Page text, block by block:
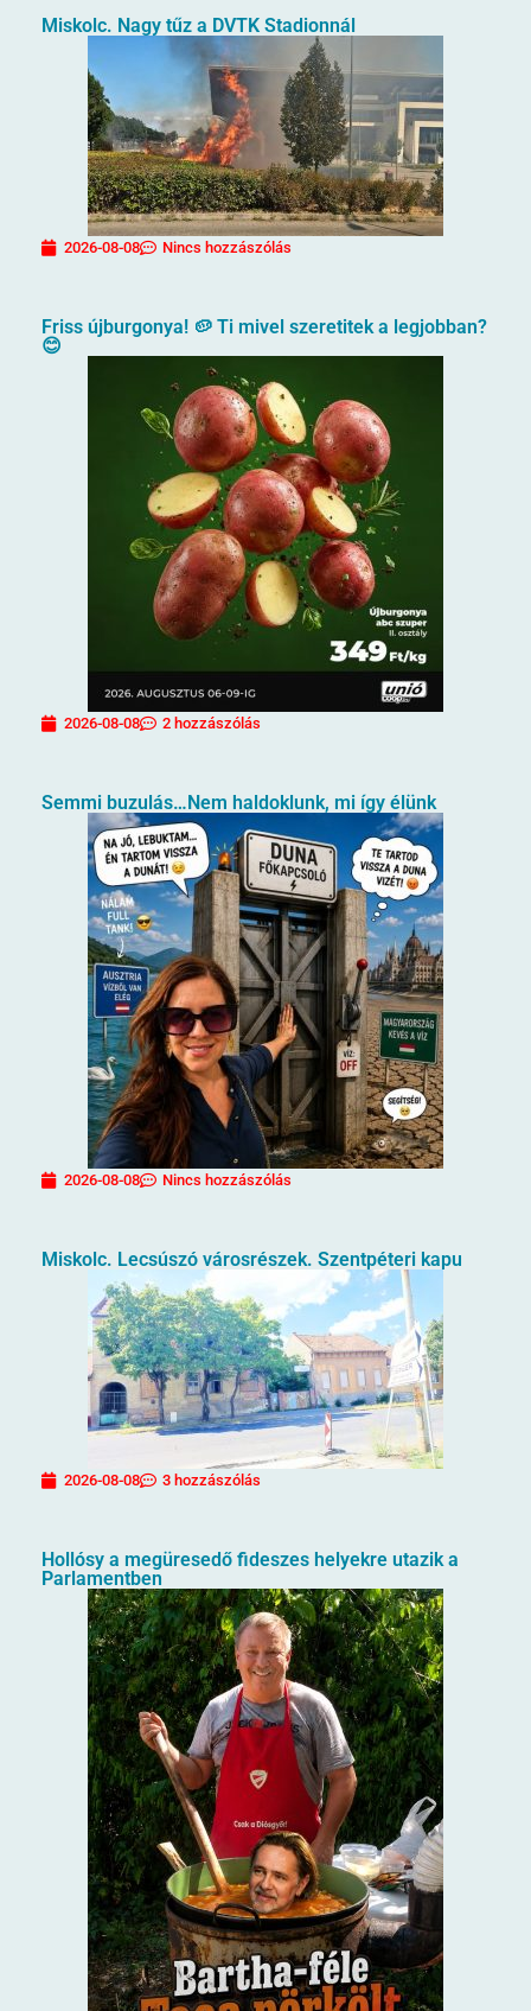
Miskolc. Nagy tűz a DVTK Stadionnál
2026-08-08 Nincs hozzászólás
Friss újburgonya! 🥔 Ti mivel szeretitek a legjobban?
😊
2026-08-08 2 hozzászólás
Semmi buzulás…Nem haldoklunk, mi így élünk
2026-08-08 Nincs hozzászólás
Miskolc. Lecsúszó városrészek. Szentpéteri kapu
2026-08-08 3 hozzászólás
Hollósy a megüresedő fideszes helyekre utazik a
Parlamentben